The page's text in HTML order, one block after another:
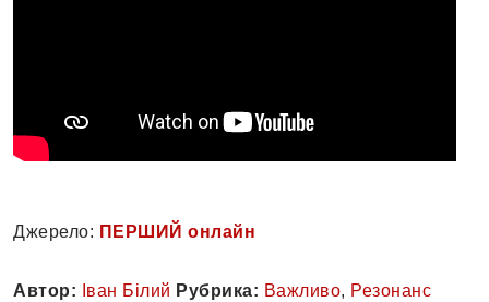
Джерело: ПЕРШИЙ онлайн
Автор: Іван Білий Рубрика: Важливо, Резонанс